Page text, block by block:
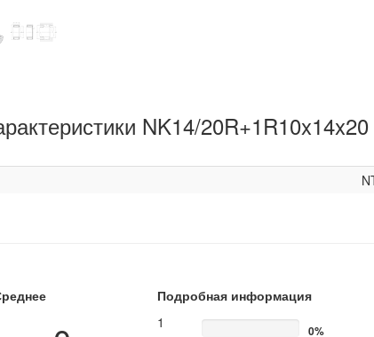
NK14/
Подробная информация
1
0%